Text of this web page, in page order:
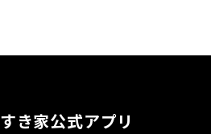
すき家公式アプリ